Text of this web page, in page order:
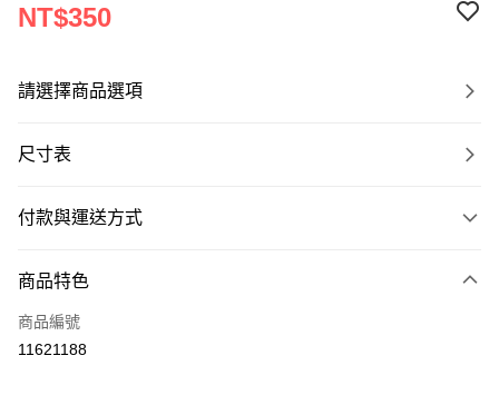
NT$350
請選擇商品選項
尺寸表
付款與運送方式
信用卡一次付款
運送方式
商品特色
商品編號
11621188